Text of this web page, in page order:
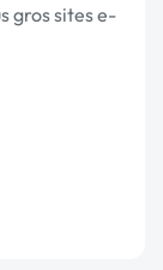
gros sites e-